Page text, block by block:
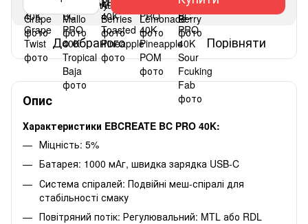
До обраного Порівняти
Опис
Характеристики EBCREATE BC PRO 40K:
Міцність: 5%
Батарея: 1000 мАг, швидка зарядка USB-C
Система спіралей: Подвійні меш-спіралі для
стабільності смаку
Повітряний потік: Регулювальний: MTL або RDL